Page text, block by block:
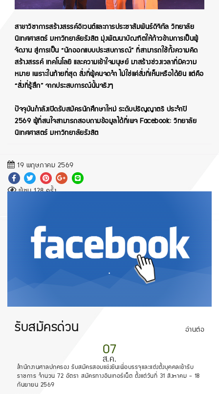
สาขาวิชาการสร้างสรรค์อิเวนต์และการประชาสัมพันธ์ดิจิทัล วิทยาลัย
นิเทศศาสตร์ มหาวิทยาลัยรังสิต มุ่งพัฒนาบัณฑิตให้ก้าวข้ามการเป็นผู้
จัดงาน สู่การเป็น “นักออกแบบประสบการณ์” ที่สามารถใช้ทั้งความคิด
สร้างสรรค์ เทคโนโลยี และความเข้าใจมนุษย์ มาสร้างช่วงเวลาที่มีความ
หมาย เพราะในท้ายที่สุด สิ่งที่ผู้คนจดจำ ไม่ใช่แค่สิ่งที่เห็นหรือได้ยิน แต่คือ
“สิ่งที่รู้สึก” จากประสบการณ์นั้นจริงๆ
ปัจจุบันกำลังเปิดรับสมัครนักศึกษาใหม่ ระดับปริญญาตรี ประจำปี
2569 ผู้ที่สนใจสามารถสอบถามข้อมูลได้ที่เพจ Facebook: วิทยาลัย
นิเทศศาสตร์ มหาวิทยาลัยรังสิต
19 พฤษภาคม 2569
ผู้ชม 128 ครั้ง
.
รับสมัครด่วน อ่านต่อ
07
ส.ค.
สำนักงานศาลปกครอง รับสมัครสอบแข่งขันเพื่อบรรจุและแต่งตั้งบุคคลเข้ารับ
ราชการ จำนวน 72 อัตรา สมัครทางอินเทอร์เน็ต ตั้งแต่วันที่ 31 สิงหาคม - 18
กันยายน 2569